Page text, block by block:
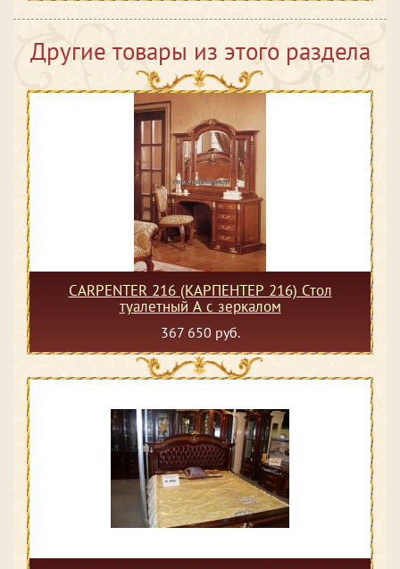
Другие товары из этого раздела
CARPENTER 216 (КАРПЕНТЕР 216) Стол
туалетный А с зеркалом
367 650 руб.